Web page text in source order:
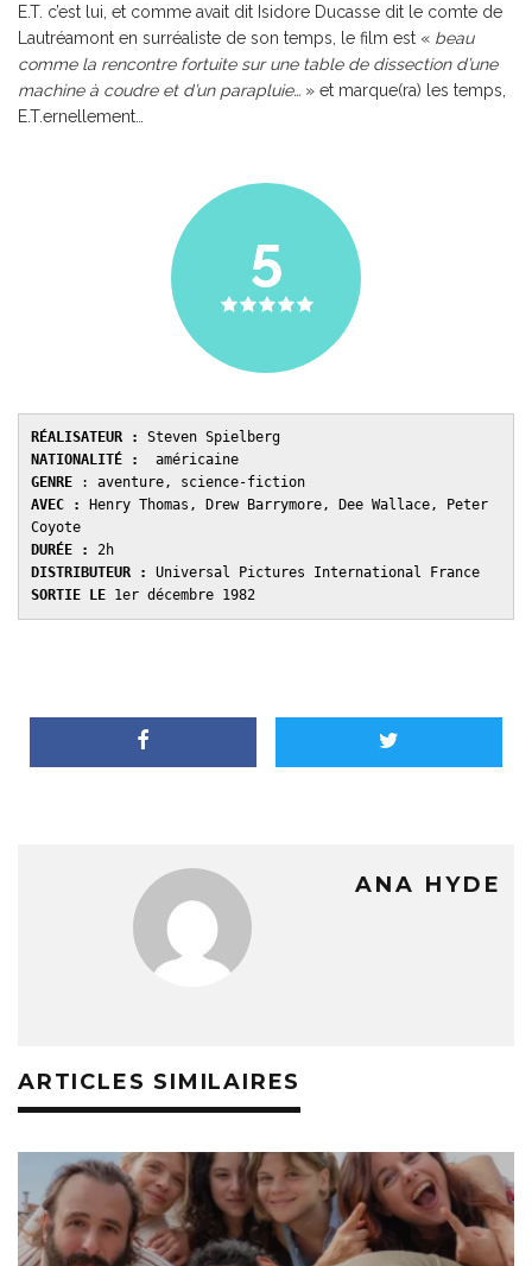
E.T. c’est lui, et comme avait dit Isidore Ducasse dit le comte de
Lautréamont en surréaliste de son temps, le film est « beau
comme la rencontre fortuite sur une table de dissection d’une
machine à coudre et d’un parapluie… » et marque(ra) les temps,
E.T.ernellement…
5
RÉALISATEUR :
Steven Spielberg
NATIONALITÉ :
  américaine
GENRE
: aventure, science-fiction
AVEC : Henry Thomas, Drew Barrymore, Dee Wallace, Peter
Coyote
DURÉE : 2h
DISTRIBUTEUR : Universal Pictures International France
SORTIE LE 1er décembre 1982
ANA HYDE
ARTICLES SIMILAIRES